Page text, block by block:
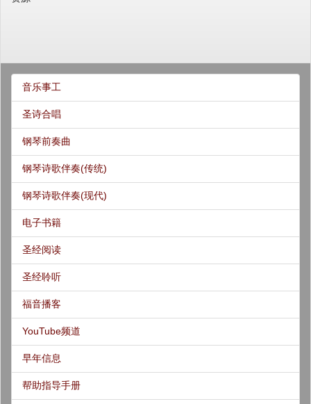
音乐事工
圣诗合唱
钢琴前奏曲
钢琴诗歌伴奏(传统)
钢琴诗歌伴奏(现代)
电子书籍
圣经阅读
圣经聆听
福音播客
YouTube频道
早年信息
帮助指导手册